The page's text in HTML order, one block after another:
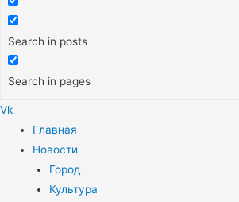
Search in posts
Search in pages
Vk
Меню
Главная
Новости
Город
Культура